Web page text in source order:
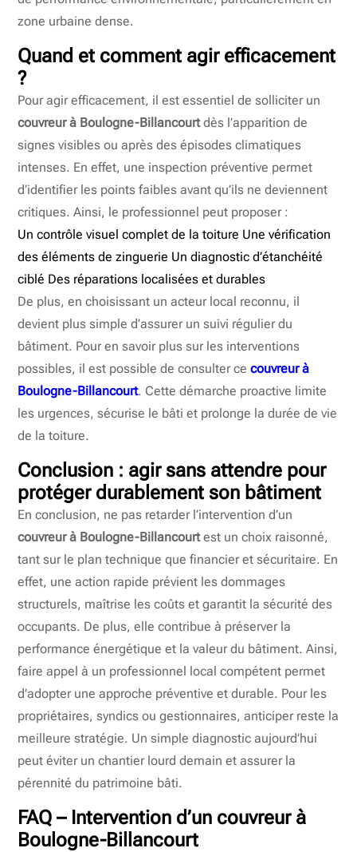
zone urbaine dense.
Quand et comment agir efficacement
?
Pour agir efficacement, il est essentiel de solliciter un
couvreur à Boulogne-Billancourtdès l’apparition de
signes visibles ou après des épisodes climatiques
intenses. En effet, une inspection préventive permet
d’identifier les points faibles avant qu’ils ne deviennent
critiques. Ainsi, le professionnel peut proposer :
Un contrôle visuel complet de la toiture Une vérification
des éléments de zinguerie Un diagnostic d’étanchéité
ciblé Des réparations localisées et durables
De plus, en choisissant un acteur local reconnu, il
devient plus simple d’assurer un suivi régulier du
bâtiment. Pour en savoir plus sur les interventions
possibles, il est possible de consulter cecouvreur à
Boulogne-Billancourt. Cette démarche proactive limite
les urgences, sécurise le bâti et prolonge la durée de vie
de la toiture.
Conclusion : agir sans attendre pour
protéger durablement son bâtiment
En conclusion, ne pas retarder l’intervention d’un
couvreur à Boulogne-Billancourtest un choix raisonné,
tant sur le plan technique que financier et sécuritaire. En
effet, une action rapide prévient les dommages
structurels, maîtrise les coûts et garantit la sécurité des
occupants. De plus, elle contribue à préserver la
performance énergétique et la valeur du bâtiment. Ainsi,
faire appel à un professionnel local compétent permet
d’adopter une approche préventive et durable. Pour les
propriétaires, syndics ou gestionnaires, anticiper reste la
meilleure stratégie. Un simple diagnostic aujourd’hui
peut éviter un chantier lourd demain et assurer la
pérennité du patrimoine bâti.
FAQ – Intervention d’un couvreur à
Boulogne-Billancourt